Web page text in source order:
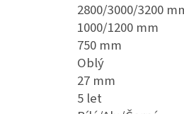
2800/3000/3200
1000/1200 mm
750 mm
Oblý
27 mm
5 let